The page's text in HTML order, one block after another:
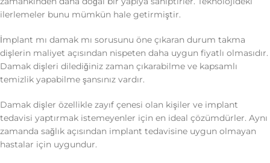
ilerlemeler bunu mümkün hale getirmiştir.
İmplant mı damak mı sorusunu öne çıkaran durum takma
dişlerin maliyet açısından nispeten daha uygun fiyatlı olmasıdır.
Damak dişleri dilediğiniz zaman çıkarabilme ve kapsamlı
temizlik yapabilme şansınız vardır.
Damak dişler özellikle zayıf çenesi olan kişiler ve implant
tedavisi yaptırmak istemeyenler için en ideal çözümdürler. Aynı
zamanda sağlık açısından implant tedavisine uygun olmayan
hastalar için uygundur.